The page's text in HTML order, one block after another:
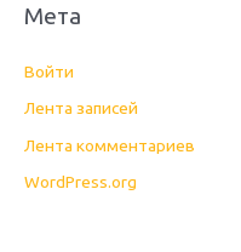
Мета
Войти
Лента записей
Лента комментариев
WordPress.org